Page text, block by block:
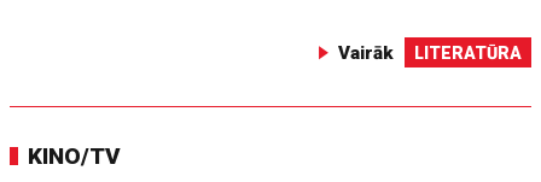
Vairāk LITERATŪRA
KINO/TV